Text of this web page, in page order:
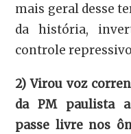
mais geral desse
da história,
controle
2) Virou voz
da PM paulista
passe livre nos